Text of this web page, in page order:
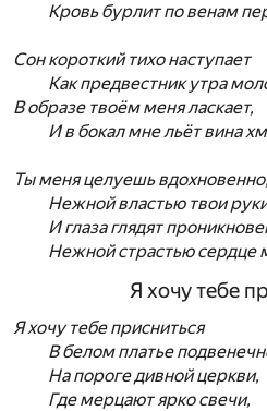
Кровь бурлит по венам
Сон короткий тихо наступает
Как предвестник утра
В образе твоём меня ласкает,
И в бокал мне льёт вина
Ты меня целуешь вдохновенно,
Нежной властью твои
И глаза глядят
Нежной страстью сердце
Я хочу тебе
Я хочу тебе присниться
В белом платье
На пороге дивной церкви,
Где мерцают ярко свечи,